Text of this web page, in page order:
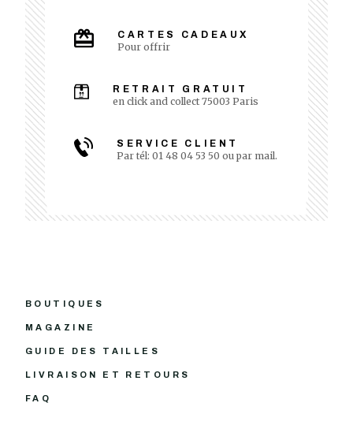
CARTES CADEAUX
Pour offrir
RETRAIT GRATUIT
en click and collect 75003 Paris
SERVICE CLIENT
Par tél: 01 48 04 53 50 ou par mail.
BOUTIQUES
MAGAZINE
GUIDE DES TAILLES
LIVRAISON ET RETOURS
FAQ